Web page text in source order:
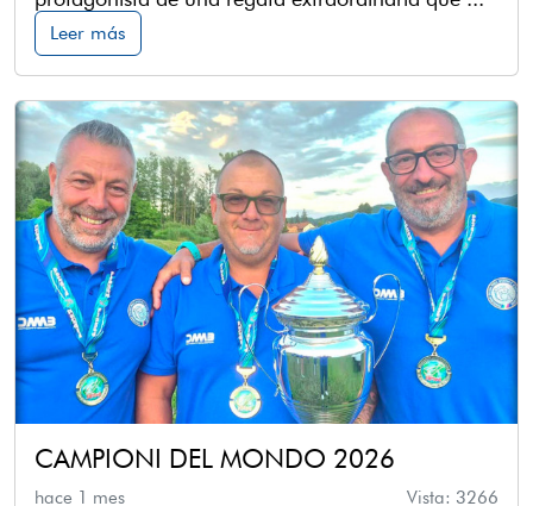
Leer más
CAMPIONI DEL MONDO 2026
hace 1 mes Vista: 3266